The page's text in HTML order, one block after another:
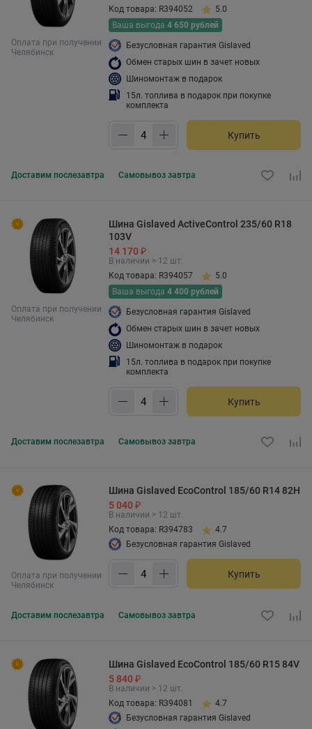
Оплата при получении
Челябинск
Код товара: R394052
5.0
Ваша выгода 4 650 рублей
Безусловная гарантия Gislaved
Обмен старых шин в зачет новых
Шиномонтаж в подарок
15л. топлива в подарок при покупке
комплекта
Купить
Доставим послезавтра Самовывоз завтра
Оплата при получении
Челябинск
Шина Gislaved ActiveControl 235/60 R18
103V
14 170 ₽
В наличии > 12 шт.
Код товара: R394057
5.0
Ваша выгода 4 400 рублей
Безусловная гарантия Gislaved
Обмен старых шин в зачет новых
Шиномонтаж в подарок
15л. топлива в подарок при покупке
комплекта
Купить
Доставим послезавтра Самовывоз завтра
Оплата при получении
Челябинск
Шина Gislaved EcoControl 185/60 R14 82H
5 040 ₽
В наличии > 12 шт.
Код товара: R394783
4.7
Безусловная гарантия Gislaved
Купить
Доставим послезавтра Самовывоз завтра
Шина Gislaved EcoControl 185/60 R15 84V
5 840 ₽
В наличии > 12 шт.
Код товара: R394081
4.7
Безусловная гарантия Gislaved